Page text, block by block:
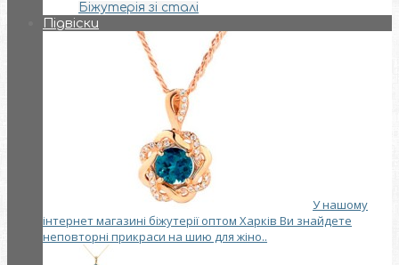
Біжутерія зі сталі
Підвіски
У нашому
інтернет магазині біжутерії оптом Харків Ви знайдете
неповторні прикраси на шию для жіно..